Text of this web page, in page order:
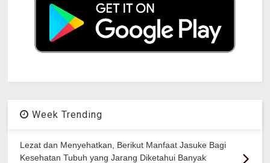
Week Trending
Lezat dan Menyehatkan, Berikut Manfaat Jasuke Bagi
Kesehatan Tubuh yang Jarang Diketahui Banyak